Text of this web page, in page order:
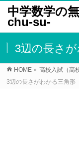
中学数学の
chu-su-
3辺の長さ
HOME » 高校入試（高
3辺の長さがわかる三角形